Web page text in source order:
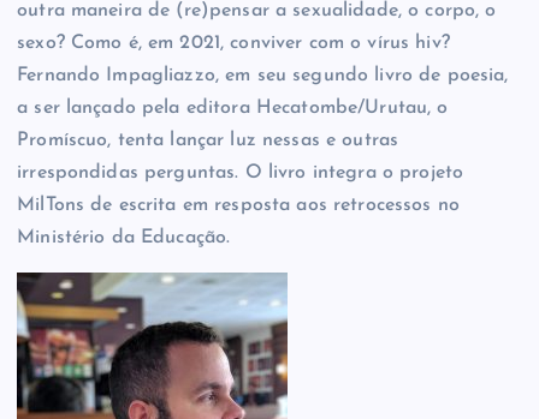
outra maneira de (re)pensar a sexualidade, o corpo, o
sexo? Como é, em 2021, conviver com o vírus hiv?
Fernando Impagliazzo, em seu segundo livro de poesia,
a ser lançado pela editora Hecatombe/Urutau, o
Promíscuo, tenta lançar luz nessas e outras
irrespondidas perguntas. O livro integra o projeto
MilTons de escrita em resposta aos retrocessos no
Ministério da Educação.